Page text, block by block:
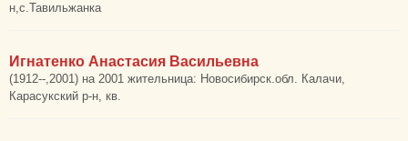
н,с.Тавильжанка
Игнатенко Анастасия Васильевна
(1912--,2001) на 2001 жительница: Новосибирск.обл. Калачи,
Карасукский р-н, кв.